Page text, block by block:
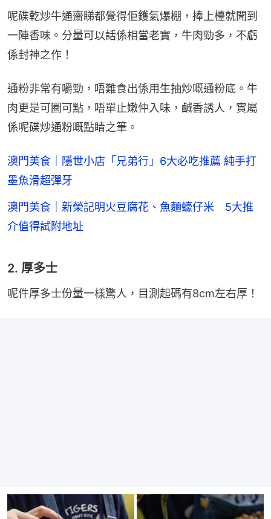
呢碟乾炒牛通齋睇都覺得佢鑊氣爆棚，捧上檯就聞到
一陣香味。分量可以話係相當老實，牛肉勁多，不虧
係封神之作！
通粉非常有嚼勁，唔難食出係用生抽炒嘅通粉底。牛
肉更是可圈可點，唔單止嫩仲入味，鹹香誘人，實屬
係呢碟炒通粉嘅點睛之筆。
澳門美食｜隱世小店「兄弟行」6大必吃推薦 純手打
墨魚滑超彈牙
澳門美食｜新榮記明火豆腐花、魚麵蠔仔米 5大推
介值得試附地址
2. 厚多士
呢件厚多士份量一樣驚人，目測起碼有8cm左右厚！